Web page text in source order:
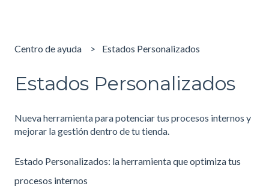
Centro de ayuda Estados Personalizados
Estados Personalizados
Nueva herramienta para potenciar tus procesos internos y
mejorar la gestión dentro de tu tienda.
Estado Personalizados: la herramienta que optimiza tus
procesos internos